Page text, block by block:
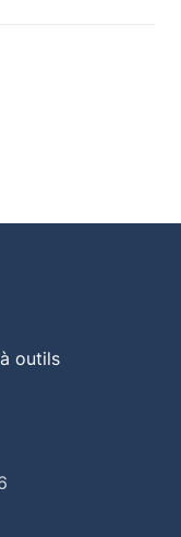
outils